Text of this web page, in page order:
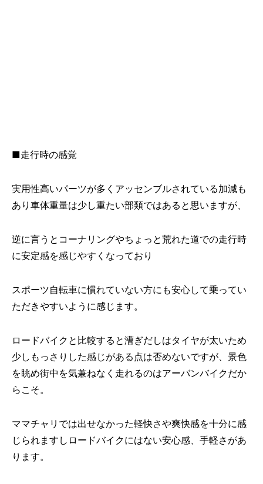
■走行時の感覚
実用性高いパーツが多くアッセンブルされている加減も
あり車体重量は少し重たい部類ではあると思いますが、
逆に言うとコーナリングやちょっと荒れた道での走行時
に安定感を感じやすくなっており
スポーツ自転車に慣れていない方にも安心して乗ってい
ただきやすいように感じます。
ロードバイクと比較すると漕ぎだしはタイヤが太いため
少しもっさりした感じがある点は否めないですが、景色
を眺め街中を気兼ねなく走れるのはアーバンバイクだか
らこそ。
ママチャリでは出せなかった軽快さや爽快感を十分に感
じられますしロードバイクにはない安心感、手軽さがあ
ります。